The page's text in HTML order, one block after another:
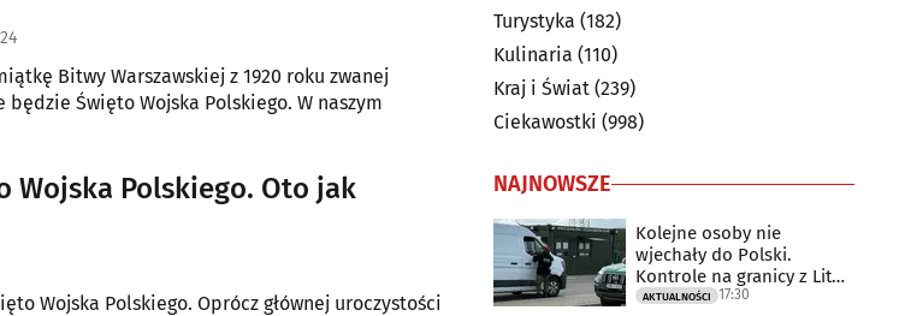
Bitwy Warszawskiej z 1920 roku zwanej
będzie Święto Wojska Polskiego. W naszym
Wojska Polskiego. Oto jak
Wojska Polskiego. Oprócz głównej uroczystości
Turystyka (182)
Kulinaria (110)
Kraj i Świat (239)
Ciekawostki (998)
NAJNOWSZE
Kolejne osoby nie
wjechały do Polski.
Kontrole na granicy z Litwą
trwają
AKTUALNOŚCI 17:30